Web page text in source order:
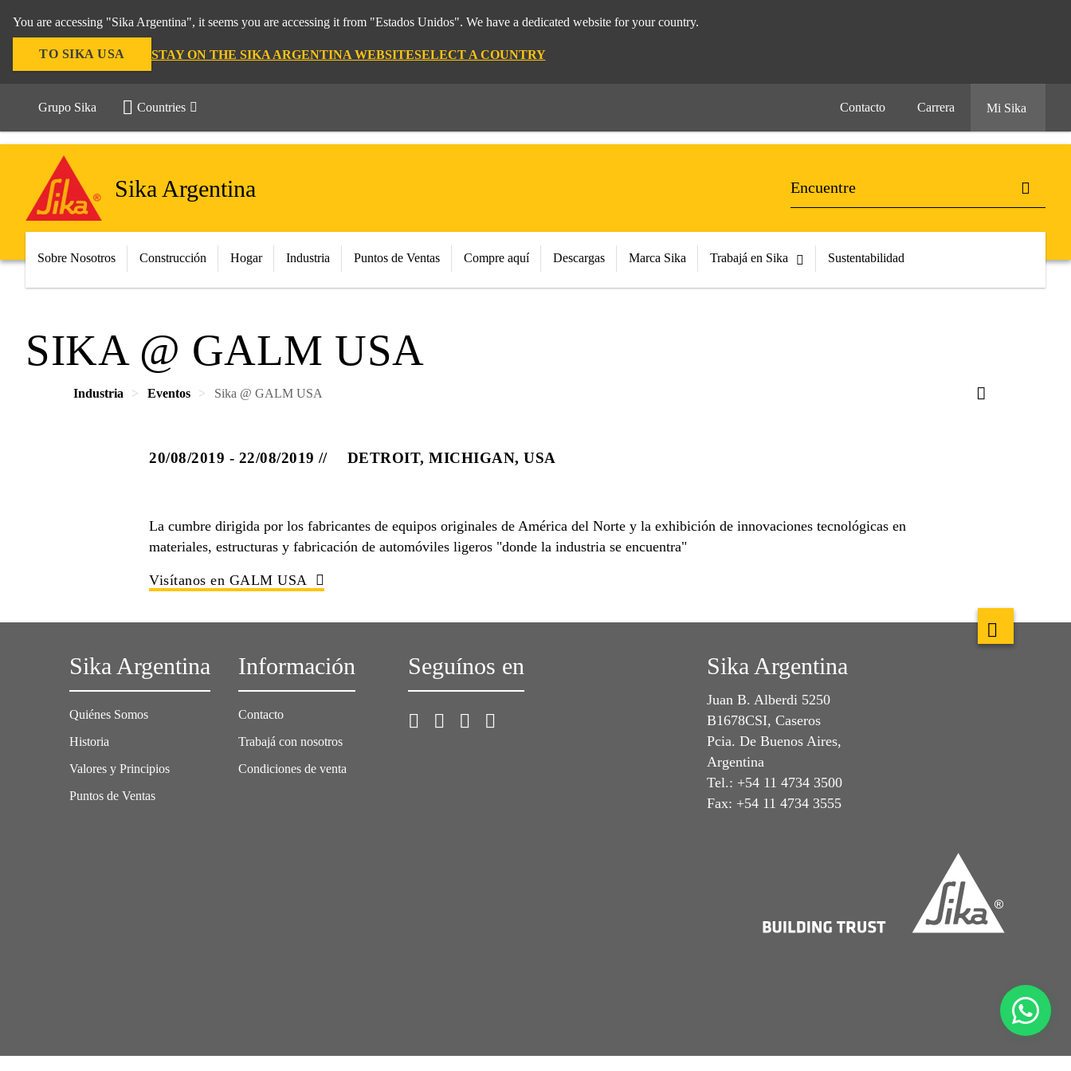
You are accessing "Sika Argentina", it seems you are accessing it from "Estados Unidos". We have a dedicated website for your country.
TO SIKA USA STAY ON THE SIKA ARGENTINA WEBSITESELECT A COUNTRY
Grupo Sika Countries Contacto Carrera Mi Sika
Sika Argentina
Sobre Nosotros Construcción Hogar Industria Puntos de Ventas Compre aquí Descargas Marca Sika Trabajá en Sika Sustentabilidad
SIKA @ GALM USA
Industria Eventos Sika @ GALM USA
20/08/2019 - 22/08/2019 DETROIT, MICHIGAN, USA
La cumbre dirigida por los fabricantes de equipos originales de América del Norte y la exhibición de innovaciones tecnológicas en
materiales, estructuras y fabricación de automóviles ligeros "donde la industria se encuentra"
Visítanos en GALM USA
Sika Argentina
Quiénes Somos
Historia
Valores y Principios
Puntos de Ventas
Información
Contacto
Trabajá con nosotros
Condiciones de venta
Seguínos en Sika Argentina
Juan B. Alberdi 5250
B1678CSI, Caseros
Pcia. De Buenos Aires,
Argentina
Tel.: +54 11 4734 3500
Fax: +54 11 4734 3555